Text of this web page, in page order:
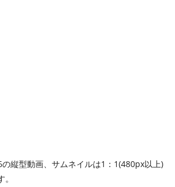
縦型動画、サムネイルは1：1(480px以上)